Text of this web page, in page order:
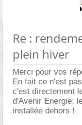
Re :
plein hiver
Merci pour vos
En fait ce n'est
c'est directement
d'Avenir Energie;
installée dehors !